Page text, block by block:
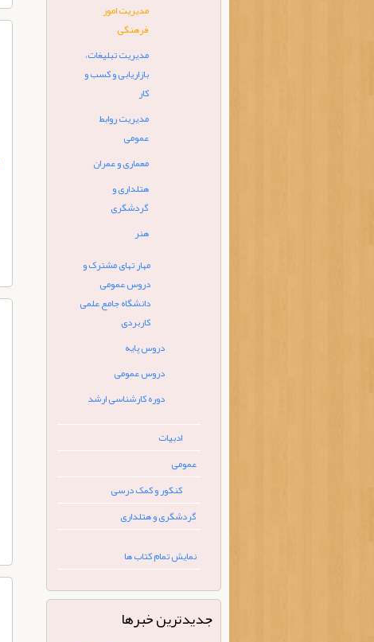
مدیریت امور
فرهنگی
مدیریت تبلیغات،
بازاریابی و کسب و
کار
مدیریت روابط
عمومی
معماری و عمران
هتلداری و
گردشگری
هنر
مهار تهای مشترک و
دروس عمومی
دانشگاه جامع علمی
کاربردی
دروس پایه
دروس عمومی
دوره کارشناسی ارشد
ادبیات
عمومی
کنکور و کمک درسی
گردشگری و هتلداری
نمایش تمام کتاب ها
جدیدترین خبرها